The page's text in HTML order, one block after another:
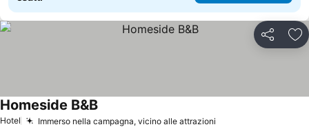
Condividi
Hotel Immerso nella campagna, vicino alle attrazioni
Homeside B&B